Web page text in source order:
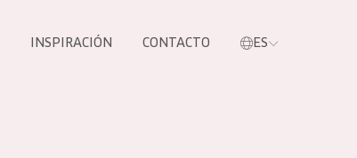
INSPIRACIÓN CONTACTO ES